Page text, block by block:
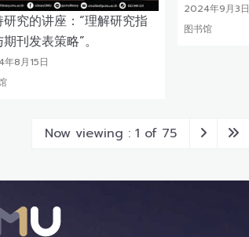
2024年9月3日
图书馆
究的讲座：“理解研究指
刊发表策略”。
8月15日
Now viewing : 1 of 75